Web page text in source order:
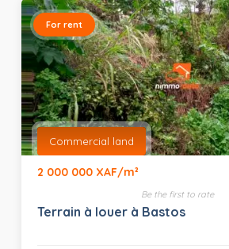
For rent
Commercial land
2 000 000 XAF/m²
Be the first to rate
Terrain à louer à Bastos